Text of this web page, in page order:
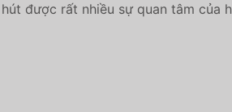
được rất nhiều sự quan tâm của